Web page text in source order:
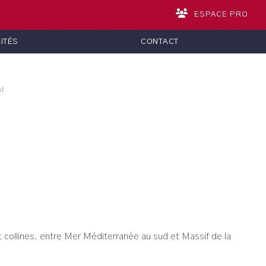
ESPACE PRO
CONTACT
entre Mer Méditerranée au sud et Massif de la